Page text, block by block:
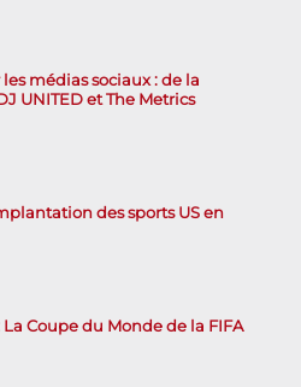
médias sociaux : de la
UNITED et The Metrics
des sports US en
La Coupe du Monde de la FIFA